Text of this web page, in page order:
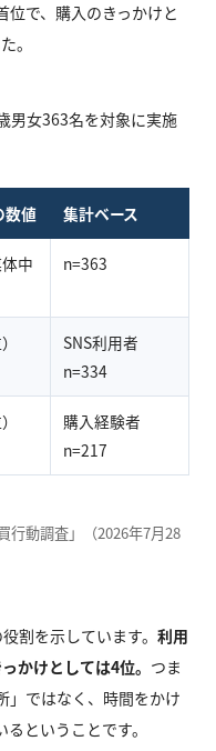
位で、購入のきっかけと
。
男女363名を対象に実施
数値 集計ベース
体中
n=363
SNS利用者
n=334
購入経験者
n=217
行動調査」（2026年7月28
割を示しています。 利用
かけとしては4位。 つま
」ではなく、時間をかけ
ということです。